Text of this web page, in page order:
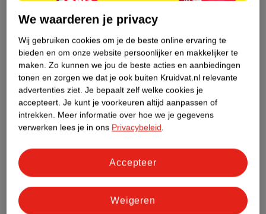
Productinformatie
Nature Impact Score
Dit product heeft (nog) geen Nature
Impact Score.
Meer informatie
Bestel & Bezorginformatie
Bekijk ook
We waarderen je privacy
Wij gebruiken cookies om je de beste online ervaring te
bieden en om onze website persoonlijker en makkelijker te
maken. Zo kunnen we jou de beste acties en aanbiedingen
tonen en zorgen we dat je ook buiten Kruidvat.nl relevante
advertenties ziet. Je bepaalt zelf welke cookies je
accepteert. Je kunt je voorkeuren altijd aanpassen of
intrekken. Meer informatie over hoe we je gegevens
verwerken lees je in ons Privacybeleid.
Weigeren
Accepteer